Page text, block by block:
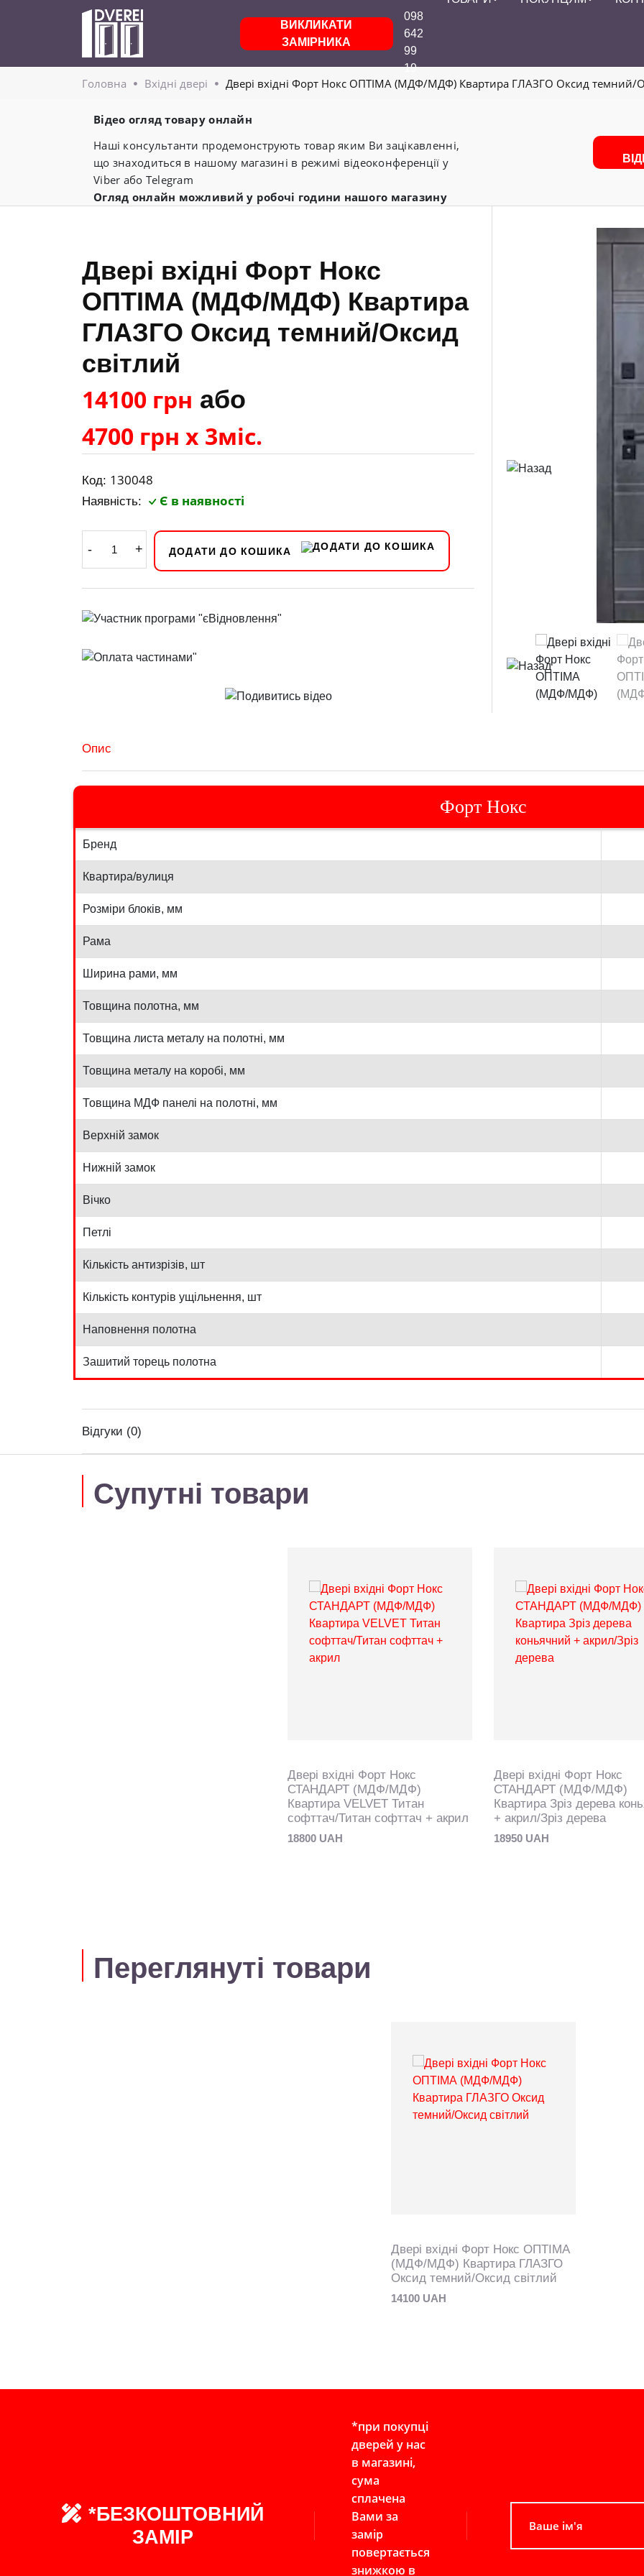
ВИКЛИКАТИ
ЗАМІРНИКА
098
642
99
19
Головнa Вхідні двері Двері вхідні Форт Нокс ОПТІМА (МДФ/МДФ) Квартира ГЛАЗГО Оксид темний/
Відео огляд товару онлайн
Наші консультанти продемонструють товар яким Ви зацікавленні,
що знаходиться в нашому магазині в режимі відеоконференції у
Viber або Telegram
Огляд онлайн можливий у робочі години нашого магазину
Двері вхідні Форт Нокс
ОПТІМА (МДФ/МДФ) Квартира
ГЛАЗГО Оксид темний/Оксид
світлий
14100 грн або
4700 грн х 3міс.
Код: 130048
Наявність: Є в наявності
- + ДОДАТИ ДО КОШИКА
Опис
Форт Нокс
Бренд
Квартира/вулиця
Розміри блоків, мм
Рама
Ширина рами, мм
Товщина полотна, мм
Товщина листа металу на полотні, мм
Товщина металу на коробі, мм
Товщина МДФ панелі на полотні, мм
Верхній замок
Нижній замок
Вічко
Петлі
Кількість антизрізів, шт
Кількість контурів ущільнення, шт
Наповнення полотна
Зашитий торець полотна
Відгуки (0)
Супутні товари
Двері вхідні Форт Нокс
СТАНДАРТ (МДФ/МДФ)
Квартира VELVET Титан
софттач/Титан софттач + акрил
18800 UAH
Двері вхідні Форт Нокс
СТАНДАРТ (МДФ/МДФ)
Квартира Зріз дерева
+ акрил/Зріз дерева
18950 UAH
Переглянуті товари
Двері вхідні Форт Нокс ОПТІМА
(МДФ/МДФ) Квартира ГЛАЗГО
Оксид темний/Оксид світлий
14100 UAH
*БЕЗКОШТОВНИЙ
ЗАМІР
*при покупці
дверей у нас
в магазині,
сума
сплачена
Вами за
замір
повертається
знижкою в